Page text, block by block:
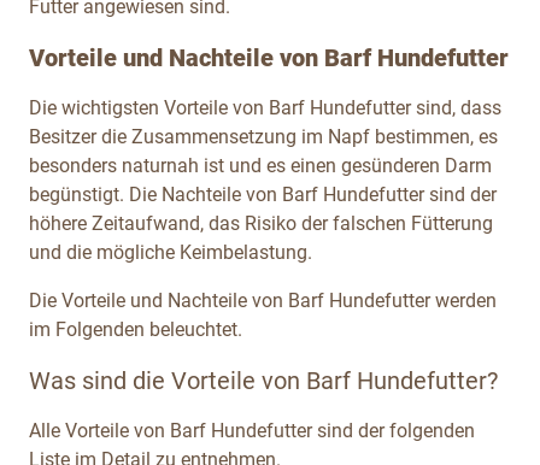
Futter angewiesen sind.
Vorteile und Nachteile von Barf Hundefutter
Die wichtigsten Vorteile von Barf Hundefutter sind, dass
Besitzer die Zusammensetzung im Napf bestimmen, es
besonders naturnah ist und es einen gesünderen Darm
begünstigt. Die Nachteile von Barf Hundefutter sind der
höhere Zeitaufwand, das Risiko der falschen Fütterung
und die mögliche Keimbelastung.
Die Vorteile und Nachteile von Barf Hundefutter werden
im Folgenden beleuchtet.
Was sind die Vorteile von Barf Hundefutter?
Alle Vorteile von Barf Hundefutter sind der folgenden
Liste im Detail zu entnehmen.